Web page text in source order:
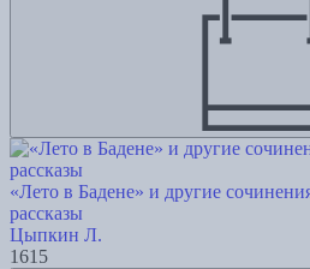
«Лето в Бадене» и другие
рассказы
Цыпкин Л.
1615